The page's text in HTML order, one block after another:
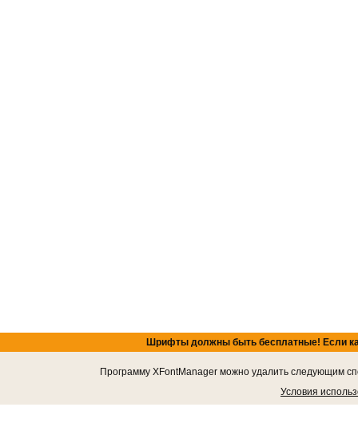
Шрифты должны быть бесплатные! Если
Программу XFontManager можно удалить следующим
Условия